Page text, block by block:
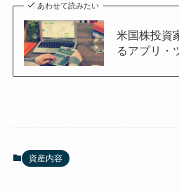
あわせて読みたい
米国株投資
るアプリ・
資産内容